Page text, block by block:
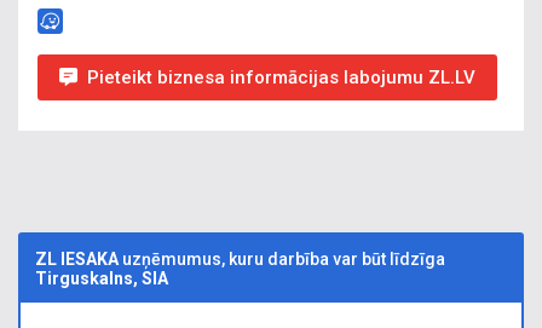
Pieteikt biznesa informācijas labojumu ZL.LV
ZL IESAKA uzņēmumus, kuru darbība var būt līdzīga
Tirguskalns, SIA